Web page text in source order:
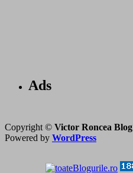
Ads
Copyright © Victor Roncea Blog
Powered by WordPress